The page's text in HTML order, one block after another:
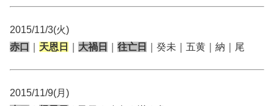
2015/11/3(火)
赤口
天恩日 大禍日 往亡日 ｜癸未｜五黄｜納｜尾
2015/11/9(月)